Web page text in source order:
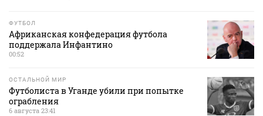
ФУТБОЛ
Африканская конфедерация футбола
поддержала Инфантино
00:52
ОСТАЛЬНОЙ МИР
Футболиста в Уганде убили при попытке
ограбления
6 августа 23:41